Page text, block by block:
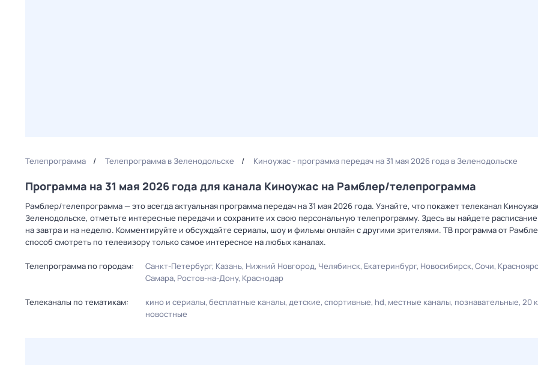
Телепрограмма Телепрограмма в Зеленодольске Киноужас - программа передач на 31 мая 2026 года в Зеленодольске
Программа на 31 мая 2026 года для канала Киноужас на Рамблер/телепрограмма
Рамблер/телепрограмма — это всегда актуальная программа передач на 31 мая 2026 года. Узнайте, что покажет телеканал
Зеленодольске, отметьте интересные передачи и сохраните их свою персональную телепрограмму. Здесь вы найдете расписание
на завтра и на неделю. Комментируйте и обсуждайте сериалы, шоу и фильмы онлайн с другими зрителями. ТВ программа от
способ смотреть по телевизору только самое интересное на любых каналах.
Телепрограмма по городам: Санкт-Петербург Казань Нижний Новгород Челябинск Екатеринбург Новосибирск Сочи
Самара Ростов-на-Дону Краснодар
Телеканалы по тематикам: кино и сериалы бесплатные каналы детские спортивные hd местные каналы познавательные 20
новостные